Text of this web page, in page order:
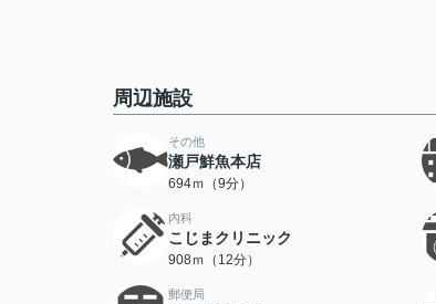
周辺施設
その他
瀬戸鮮魚本店
694ｍ（9分）
内科
こじまクリニック
908ｍ（12分）
郵便局